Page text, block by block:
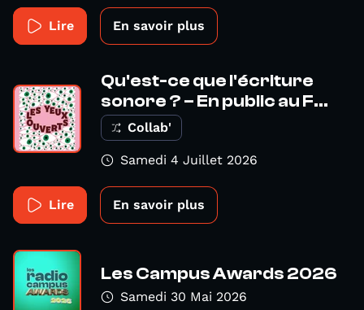
Lire En savoir plus
Qu'est-ce que l'écriture
sonore ? – En public au F...
Collab'
Samedi 4 Juillet 2026
Lire En savoir plus
Les Campus Awards 2026
Samedi 30 Mai 2026